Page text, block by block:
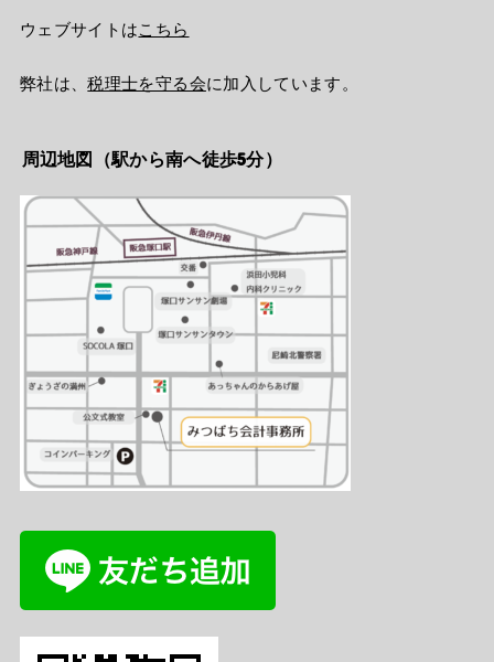
ウェブサイトはこちら
弊社は、税理士を守る会に加入しています。
周辺地図（駅から南へ徒歩5分）